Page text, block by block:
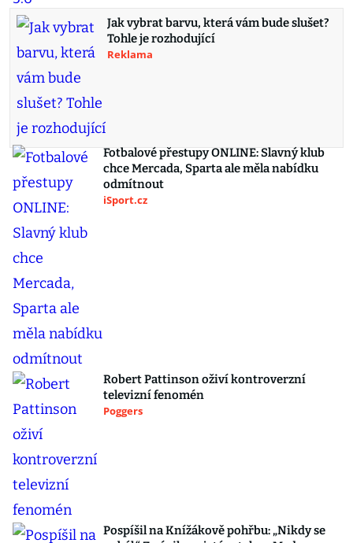
Jak vybrat barvu, která vám bude slušet?
Tohle je rozhodující
Reklama
Fotbalové přestupy ONLINE: Slavný klub
chce Mercada, Sparta ale měla nabídku
odmítnout
iSport.cz
Robert Pattinson oživí kontroverzní
televizní fenomén
Poggers
Pospíšil na Knížákově pohřbu: „Nikdy se